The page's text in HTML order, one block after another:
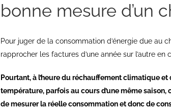
bonne mesure d’un
Pour juger de la consommation d’énergie due au
rapprocher les factures d’une année sur l’autre
Pourtant, à l’heure du réchauffement climatique
température, parfois au cours d’une même
de mesurer la réelle consommation et donc de